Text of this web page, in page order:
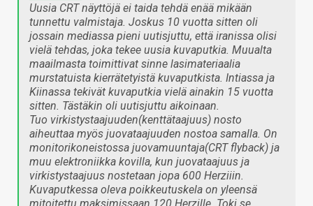
Uusia CRT näyttöjä ei taida tehdä enää mikään
tunnettu valmistaja. Joskus 10 vuotta sitten oli
jossain mediassa pieni uutisjuttu, että iranissa olisi
vielä tehdas, joka tekee uusia kuvaputkia. Muualta
maailmasta toimittivat sinne lasimateriaalia
murstatuista kierrätetyistä kuvaputkista. Intiassa ja
Kiinassa tekivät kuvaputkia vielä ainakin 15 vuotta
sitten. Tästäkin oli uutisjuttu aikoinaan.
Tuo virkistystaajuuden(kenttätaajuus) nosto
aiheuttaa myös juovataajuuden nostoa samalla. On
monitorikoneistossa juovamuuntaja(CRT flyback) ja
muu elektroniikka kovilla, kun juovataajuus ja
virkistystaajuus nostetaan jopa 600 Herziiin.
Kuvaputkessa oleva poikkeutuskela on yleensä
mitoitettu maksimissaan 120 Herzille. Toki se